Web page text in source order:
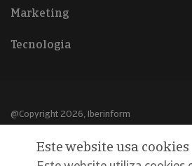
Marketing
Tecnologia
@Copyright 2026, Iberinform
Aviso legalEste website usa cookies